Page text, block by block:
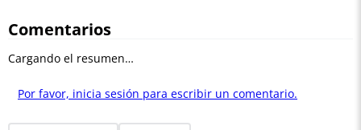
Comentarios
Cargando el resumen…
Por favor, inicia sesión para escribir un comentario.